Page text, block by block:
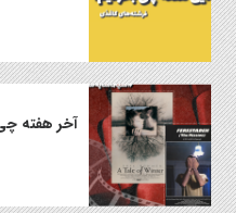
آخر هفته چی